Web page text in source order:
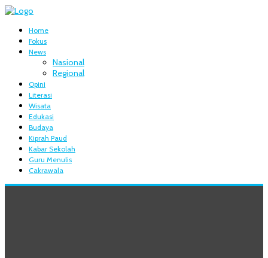
Home
Fokus
News
Nasional
Regional
Opini
Literasi
Wisata
Edukasi
Budaya
Kiprah Paud
Kabar Sekolah
Guru Menulis
Cakrawala